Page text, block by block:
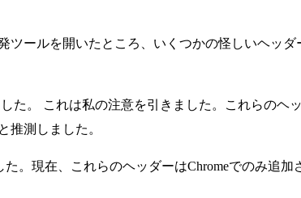
ールを開いたところ、いくつかの怪しいヘッ
た。 これは私の注意を引きました。これらのヘ
推測しました。
。現在、これらのヘッダーはChromeでのみ追加